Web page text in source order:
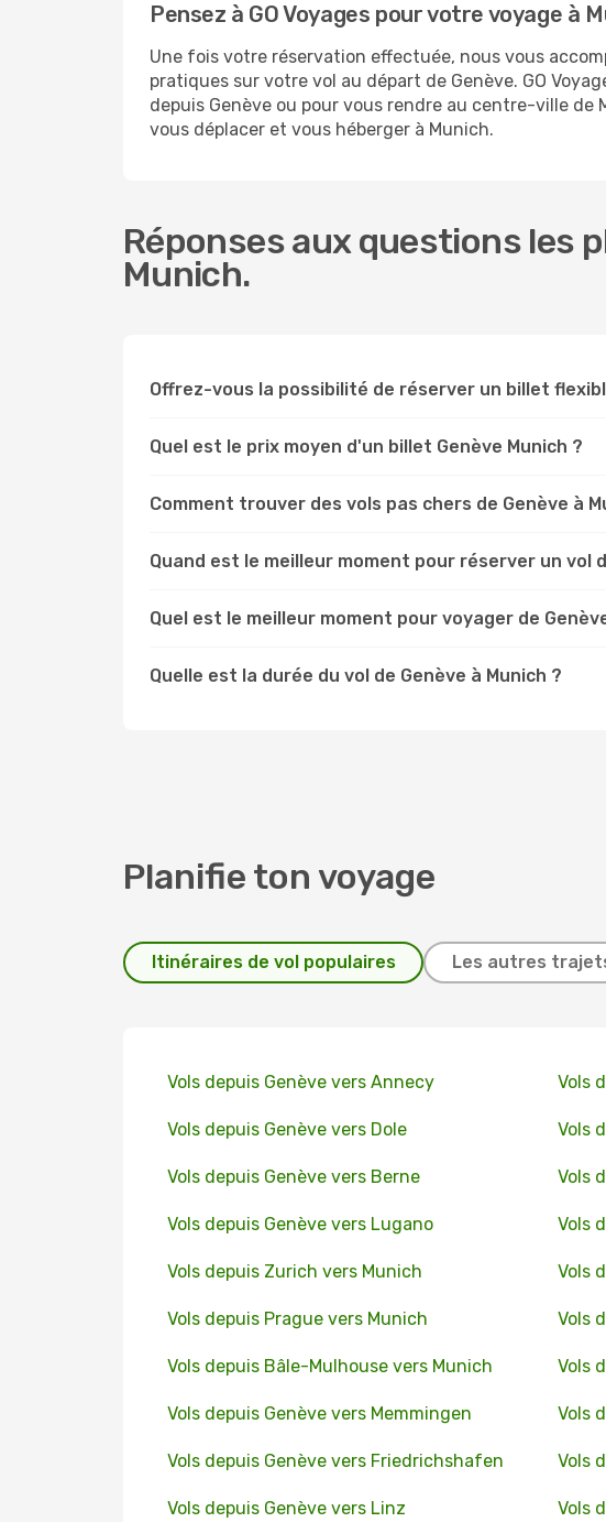
Pensez à GO Voyages pour votre voyage à
Une fois votre réservation effectuée, nous vous
pratiques sur votre vol au départ de Genève. GO
depuis Genève ou pour vous rendre au centre-ville
vous déplacer et vous héberger à Munich.
Réponses aux questions les
Munich.
Offrez-vous la possibilité de réserver un billet
Quel est le prix moyen d'un billet Genève Munich ?
Comment trouver des vols pas chers de Genève à
Quand est le meilleur moment pour réserver un vol
Quel est le meilleur moment pour voyager de
Quelle est la durée du vol de Genève à Munich ?
Planifie ton voyage
Itinéraires de vol populaires Les autres
Vols depuis Genève vers Annecy Vols
Vols depuis Genève vers Dole Vols
Vols depuis Genève vers Berne Vols
Vols depuis Genève vers Lugano Vols
Vols depuis Zurich vers Munich Vols
Vols depuis Prague vers Munich Vols
Vols depuis Bâle-Mulhouse vers Munich Vols
Vols depuis Genève vers Memmingen Vols
Vols depuis Genève vers Friedrichshafen Vols
Vols depuis Genève vers Linz Vols